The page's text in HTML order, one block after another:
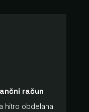
račun
hitro obdelana.